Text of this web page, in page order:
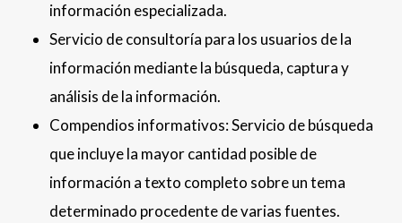
información especializada.
Servicio de consultoría para los usuarios de la
información mediante la búsqueda, captura y
análisis de la información.
Compendios informativos: Servicio de búsqueda
que incluye la mayor cantidad posible de
información a texto completo sobre un tema
determinado procedente de varias fuentes.